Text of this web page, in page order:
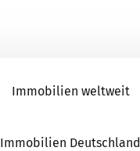
Immobilien weltweit
Immobilien Deutschland